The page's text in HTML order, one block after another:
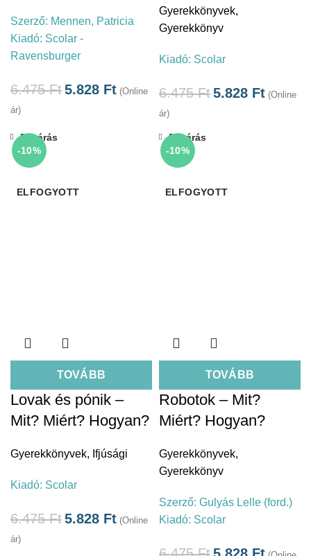
Szerző: Mennen, Patricia
Kiadó: Scolar -
Ravensburger
6.475Ft5.828 Ft (Online
ár)
Gyerekkönyvek,
Gyerekkönyv
Kiadó: Scolar
6.475Ft5.828 Ft (Online
ár)
-10%
ELFOGYOTT
TOVÁBB
Bezárás
Lovak és pónik –
Mit? Miért? Hogyan?
Gyerekkönyvek, Ifjúsági
Kiadó: Scolar
6.475Ft5.828 Ft (Online
ár)
-10%
ELFOGYOTT
TOVÁBB
Bezárás
Robotok – Mit?
Miért? Hogyan?
Gyerekkönyvek,
Gyerekkönyv
Szerző: Gulyás Lelle (ford.)
Kiadó: Scolar